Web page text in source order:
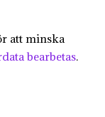
att minska
bearbetas.